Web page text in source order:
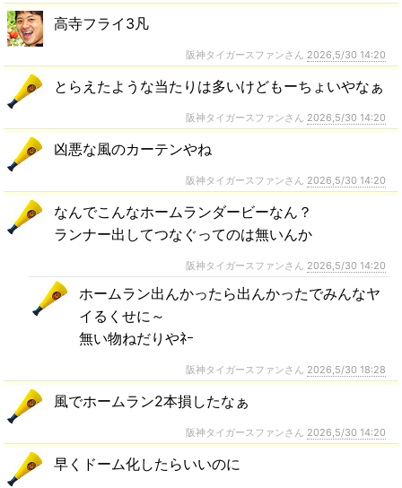
高寺フライ3凡
阪神タイガースファンさん 2026,5/30 14:20
とらえたような当たりは多いけどもーちょいやなぁ
阪神タイガースファンさん 2026,5/30 14:20
凶悪な風のカーテンやね
阪神タイガースファンさん 2026,5/30 14:20
なんでこんなホームランダービーなん？
ランナー出してつなぐってのは無いんか
阪神タイガースファンさん 2026,5/30 14:20
ホームラン出んかったら出んかったでみんなヤ
イるくせに～
無い物ねだりやﾈｰ
阪神タイガースファンさん 2026,5/30 18:28
風でホームラン2本損したなぁ
阪神タイガースファンさん 2026,5/30 14:20
早くドーム化したらいいのに